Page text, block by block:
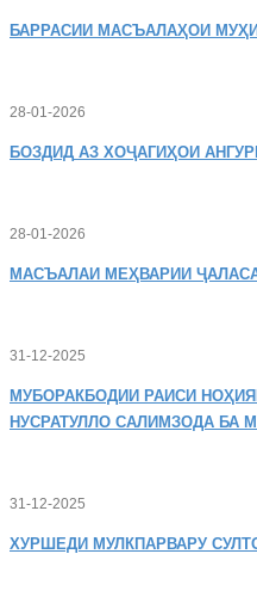
БАРРАСИИ МАСЪАЛАҲОИ
28-01-2026
БОЗДИД АЗ ХОҶАГИҲОИ
28-01-2026
МАСЪАЛАИ МЕҲВАРИИ
31-12-2025
МУБОРАКБОДИИ РАИСИ
НУСРАТУЛЛО САЛИМЗОДА БА
31-12-2025
ХУРШЕДИ МУЛКПАРВАРУ